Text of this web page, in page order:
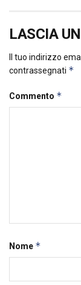
LASCIA
Il tuo indirizzo
contrassegnati *
Commento *
Nome *